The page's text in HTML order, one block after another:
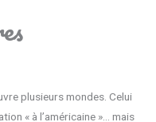
plusieurs mondes. Celui
« à l’américaine »… mais